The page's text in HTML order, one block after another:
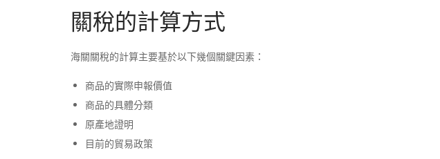
關稅的計算方式
海關關稅的計算主要基於以下幾個關鍵因素：
商品的實際申報價值
商品的具體分類
原產地證明
目前的貿易政策